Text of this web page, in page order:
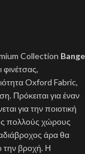
Collection Bange
φινέτσας,
Oxford Fabric,
Πρόκειται για έναν
για την ποιοτική
πολλούς χώρους
άρα θα
την βροχή. Η